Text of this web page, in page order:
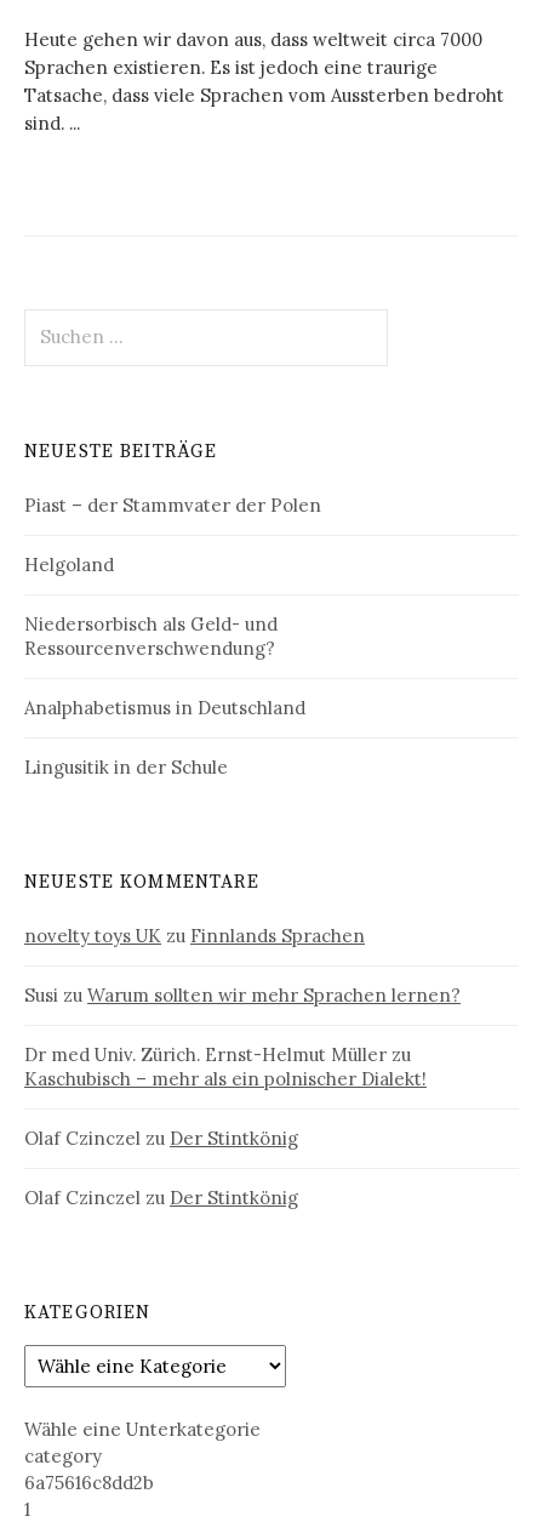
Heute gehen wir davon aus, dass weltweit circa 7000
Sprachen existieren. Es ist jedoch eine traurige
Tatsache, dass viele Sprachen vom Aussterben bedroht
sind. ...
nach:
NEUESTE BEITRÄGE
Piast – der Stammvater der Polen
Helgoland
Niedersorbisch als Geld- und
Ressourcenverschwendung?
Analphabetismus in Deutschland
Lingusitik in der Schule
NEUESTE KOMMENTARE
novelty toys UK zu Finnlands Sprachen
Susi zu Warum sollten wir mehr Sprachen lernen?
Dr med Univ. Zürich. Ernst-Helmut Müller zu
Kaschubisch – mehr als ein polnischer Dialekt!
Olaf Czinczel zu Der Stintkönig
Olaf Czinczel zu Der Stintkönig
KATEGORIEN
Wähle eine Unterkategorie
category
6a75616c8dd2b
1